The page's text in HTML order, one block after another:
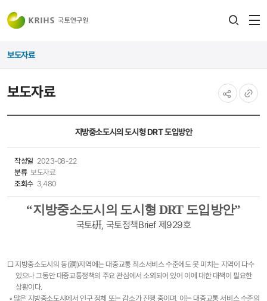
보도자료
보도자료
지방중소도시의 도시형 DRT 도입방안
작성일 2023-08-22
분류 보도자료
조회수 3,480
“지방중소도시의 도시형 DRT 도입방안”
국토硏, 국토정책Brief 제929호
□ 지방중소도시의 동(洞)지역에는 대중교통 최소서비스 수준에도 못 미치는 지역이 다수
있으나 그동안 대중교통정책의 주요 관심에서 소외되어 있어 이에 대한 대책이 필요한
상황이다.
◦ 많은 지방중소도시에서 인구 정체 또는 감소가 진행 중이며, 이는 대중교통 서비스 수준의